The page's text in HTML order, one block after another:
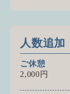
人数追加
ご休憩
2,000円